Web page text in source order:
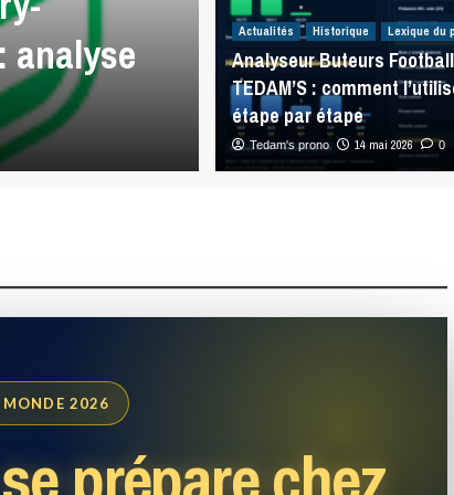
analyse
Analyses Match
Warriors –
analyse NRL
5 août 2026 0
Actualités Historique Lexique du
Analyseur Buteurs Football
TEDAM’S : comment
étape par étape
Tedam's prono 14 mai 2026 0
MONDE 2026